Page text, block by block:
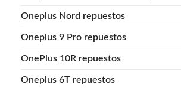
Oneplus Nord repuestos
Oneplus 9 Pro repuestos
OnePlus 10R repuestos
Oneplus 6T repuestos